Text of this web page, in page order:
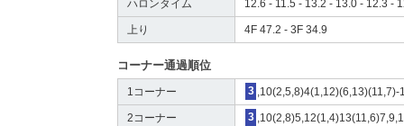
ハロンタイム 12.6 - 11.5 - 13.2 - 13.0 - 12.3 -
上り 4F 47.2 - 3F 34.9
コーナー通過順位
1コーナー 3 ,10(2,5,8)4(1,12)(6,13)(11,7)-
2コーナー 3